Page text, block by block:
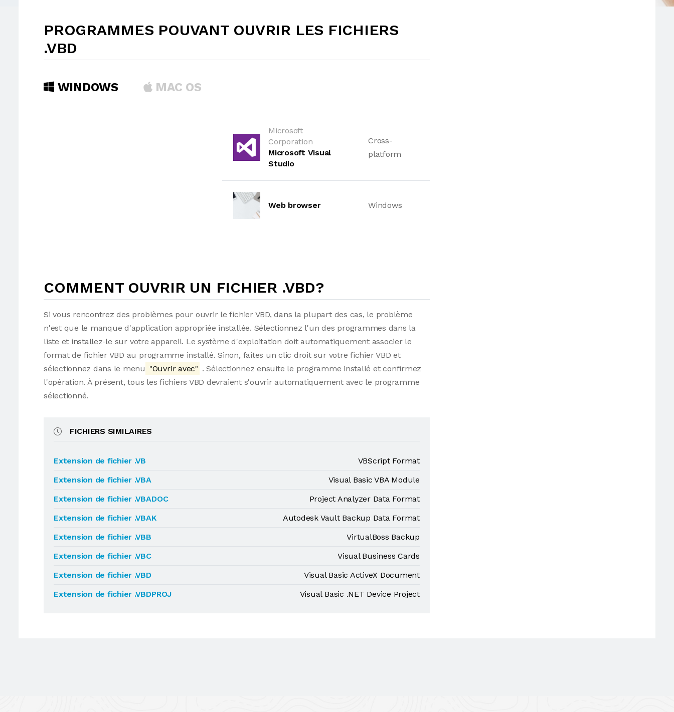
PROGRAMMES POUVANT OUVRIR LES FICHIERS
.VBD
WINDOWS MAC OS
Microsoft
Corporation
Microsoft Visual
Studio
Cross-
platform
Web browser Windows
COMMENT OUVRIR UN FICHIER .VBD?
Si vous rencontrez des problèmes pour ouvrir le fichier VBD, dans la plupart des cas, le problème
n'est que le manque d'application appropriée installée. Sélectionnez l'un des programmes dans la
liste et installez-le sur votre appareil. Le système d'exploitation doit automatiquement associer le
format de fichier VBD au programme installé. Sinon, faites un clic droit sur votre fichier VBD et
sélectionnez dans le menu "Ouvrir avec" . Sélectionnez ensuite le programme installé et confirmez
l'opération. À présent, tous les fichiers VBD devraient s'ouvrir automatiquement avec le programme
sélectionné.
FICHIERS SIMILAIRES
Extension de fichier .VB
VBScript Format
Extension de fichier .VBA
Visual Basic VBA Module
Extension de fichier .VBADOC
Project Analyzer Data Format
Extension de fichier .VBAK
Autodesk Vault Backup Data Format
Extension de fichier .VBB
VirtualBoss Backup
Extension de fichier .VBC
Visual Business Cards
Extension de fichier .VBD
Visual Basic ActiveX Document
Extension de fichier .VBDPROJ
Visual Basic .NET Device Project